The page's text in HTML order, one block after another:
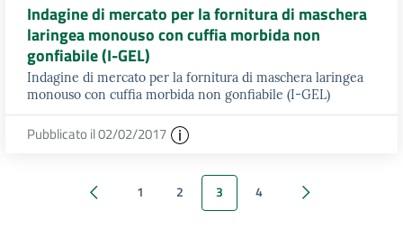
Indagine di mercato per la fornitura di maschera
laringea monouso con cuffia morbida non
gonfiabile (I-GEL)
Indagine di mercato per la fornitura di maschera laringea
monouso con cuffia morbida non gonfiabile (I-GEL)
Pubblicato il 02/02/2017
Precedenti 20 elementi
1 2 3 4 Successivi 20